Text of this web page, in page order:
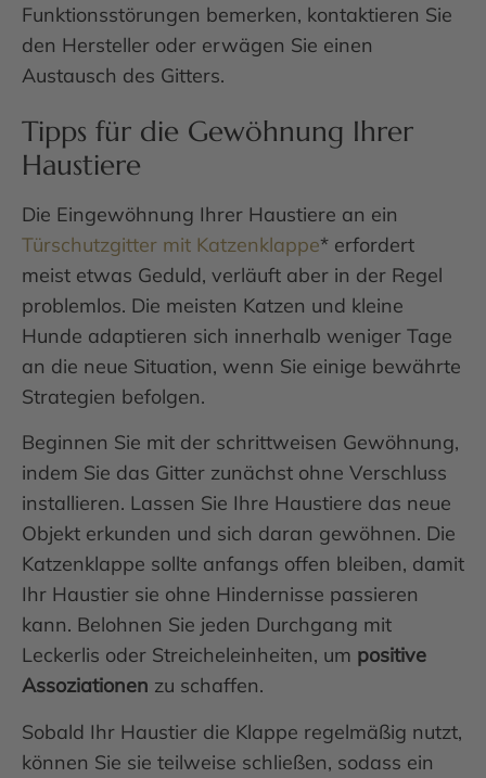
Funktionsstörungen bemerken, kontaktieren Sie
den Hersteller oder erwägen Sie einen
Austausch des Gitters.
Tipps für die Gewöhnung Ihrer
Haustiere
Die Eingewöhnung Ihrer Haustiere an ein
Türschutzgitter mit Katzenklappe* erfordert
meist etwas Geduld, verläuft aber in der Regel
problemlos. Die meisten Katzen und kleine
Hunde adaptieren sich innerhalb weniger Tage
an die neue Situation, wenn Sie einige bewährte
Strategien befolgen.
Beginnen Sie mit der schrittweisen Gewöhnung,
indem Sie das Gitter zunächst ohne Verschluss
installieren. Lassen Sie Ihre Haustiere das neue
Objekt erkunden und sich daran gewöhnen. Die
Katzenklappe sollte anfangs offen bleiben, damit
Ihr Haustier sie ohne Hindernisse passieren
kann. Belohnen Sie jeden Durchgang mit
Leckerlis oder Streicheleinheiten, um positive
Assoziationen zu schaffen.
Sobald Ihr Haustier die Klappe regelmäßig nutzt,
können Sie sie teilweise schließen, sodass ein